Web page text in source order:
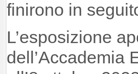
finirono in
L’esposizione
dell’Accademia